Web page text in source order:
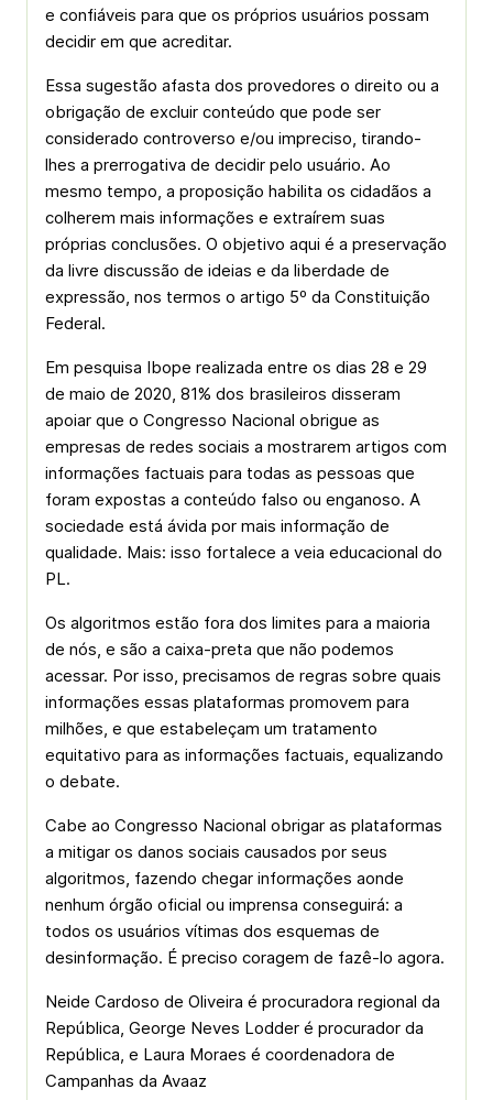
e confiáveis para que os próprios usuários possam
decidir em que acreditar.
Essa sugestão afasta dos provedores o direito ou a
obrigação de excluir conteúdo que pode ser
considerado controverso e/ou impreciso, tirando-
lhes a prerrogativa de decidir pelo usuário. Ao
mesmo tempo, a proposição habilita os cidadãos a
colherem mais informações e extraírem suas
próprias conclusões. O objetivo aqui é a preservação
da livre discussão de ideias e da liberdade de
expressão, nos termos o artigo 5º da Constituição
Federal.
Em pesquisa Ibope realizada entre os dias 28 e 29
de maio de 2020, 81% dos brasileiros disseram
apoiar que o Congresso Nacional obrigue as
empresas de redes sociais a mostrarem artigos com
informações factuais para todas as pessoas que
foram expostas a conteúdo falso ou enganoso. A
sociedade está ávida por mais informação de
qualidade. Mais: isso fortalece a veia educacional do
PL.
Os algoritmos estão fora dos limites para a maioria
de nós, e são a caixa-preta que não podemos
acessar. Por isso, precisamos de regras sobre quais
informações essas plataformas promovem para
milhões, e que estabeleçam um tratamento
equitativo para as informações factuais, equalizando
o debate.
Cabe ao Congresso Nacional obrigar as plataformas
a mitigar os danos sociais causados por seus
algoritmos, fazendo chegar informações aonde
nenhum órgão oficial ou imprensa conseguirá: a
todos os usuários vítimas dos esquemas de
desinformação. É preciso coragem de fazê-lo agora.
Neide Cardoso de Oliveira é procuradora regional da
República, George Neves Lodder é procurador da
República, e Laura Moraes é coordenadora de
Campanhas da Avaaz